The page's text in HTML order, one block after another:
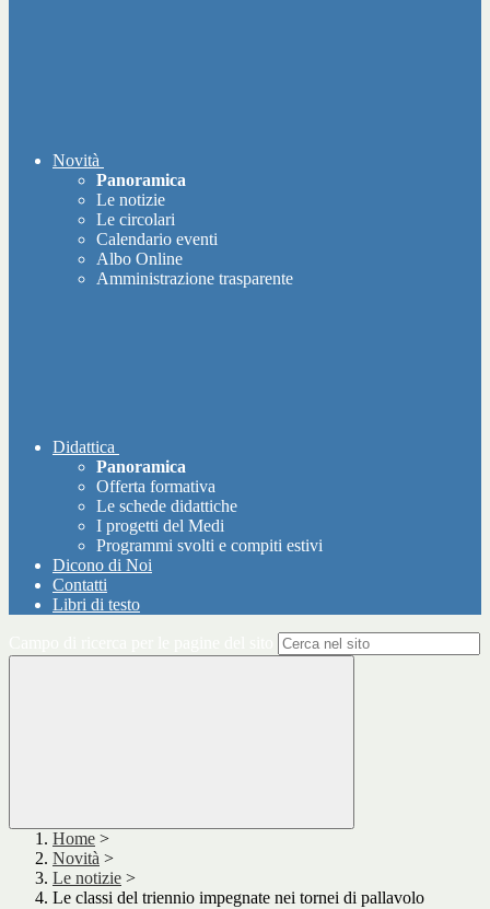
Novità
Panoramica
Le notizie
Le circolari
Calendario eventi
Albo Online
Amministrazione trasparente
Didattica
Panoramica
Offerta formativa
Le schede didattiche
I progetti del Medi
Programmi svolti e compiti estivi
Dicono di Noi
Contatti
Libri di testo
Home >
Novità >
Le notizie >
Le classi del triennio impegnate nei tornei di pallavolo